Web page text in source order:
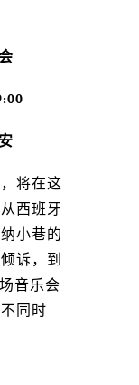
将在这
西班牙
小巷的
诉，到
音乐会
同时